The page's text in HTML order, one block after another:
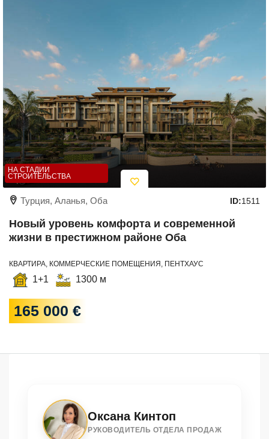
НА СТАДИИ
СТРОИТЕЛЬСТВА
Турция, Аланья, Оба ID:1511
Новый уровень комфорта и современной
жизни в престижном районе Оба
КВАРТИРА, КОММЕРЧЕСКИЕ ПОМЕЩЕНИЯ, ПЕНТХАУС
1+1 1300 м
165 000 €
Оксана Кинтоп
РУКОВОДИТЕЛЬ ОТДЕЛА ПРОДАЖ